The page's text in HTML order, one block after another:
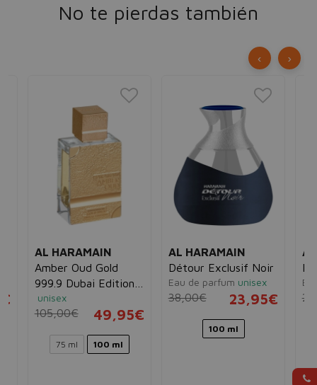
No te pierdas también
AL HARAMAIN
Amber Oud Gold
999.9 Dubai Edition
Extrait de Parfum
unisex
105,00€ 49,95€
75 ml 100 ml
AL HARAMAIN
Détour Exclusif Noir
Eau de parfum unisex
38,00€ 23,95€
100 ml
‹ ›